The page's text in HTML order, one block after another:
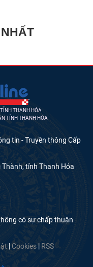
THANH HÓA
TỈNH THANH HÓA
tin - Truyền thông Cấp
tỉnh Thanh Hóa
có sự chấp thuận
Cookies RSS